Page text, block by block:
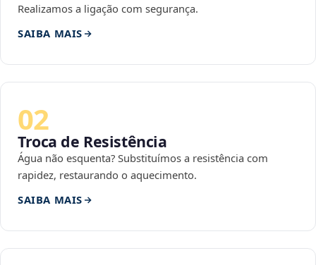
Realizamos a ligação com segurança.
SAIBA MAIS
02
Troca de Resistência
Água não esquenta? Substituímos a resistência com
rapidez, restaurando o aquecimento.
SAIBA MAIS